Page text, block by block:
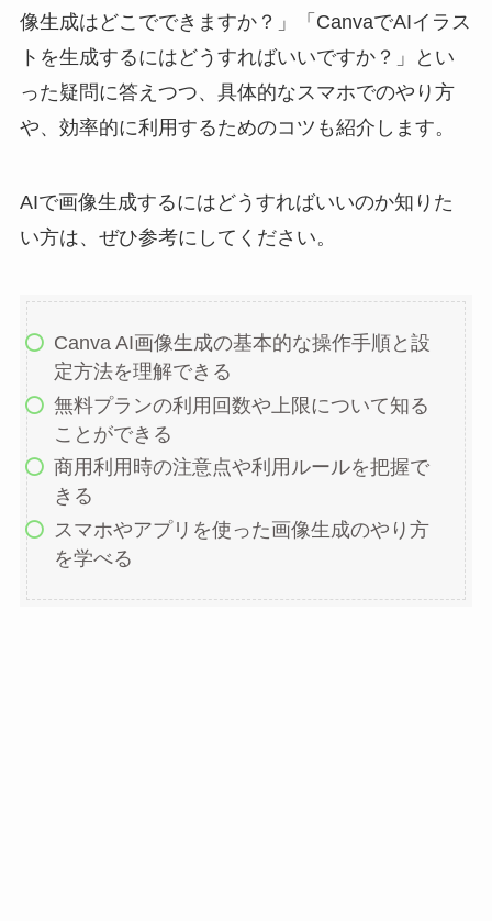
像生成はどこでできますか？」「CanvaでAIイラス
トを生成するにはどうすればいいですか？」とい
った疑問に答えつつ、具体的なスマホでのやり方
や、効率的に利用するためのコツも紹介します。
AIで画像生成するにはどうすればいいのか知りた
い方は、ぜひ参考にしてください。
Canva AI画像生成の基本的な操作手順と設
定方法を理解できる
無料プランの利用回数や上限について知る
ことができる
商用利用時の注意点や利用ルールを把握で
きる
スマホやアプリを使った画像生成のやり方
を学べる